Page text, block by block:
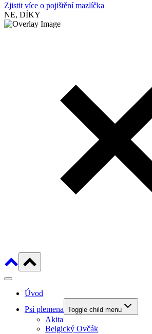
Zjistit více o pojištění mazlíčka
NE, DÍKY
Úvod
Psí plemena Toggle child menu
Akita
Belgický Ovčák